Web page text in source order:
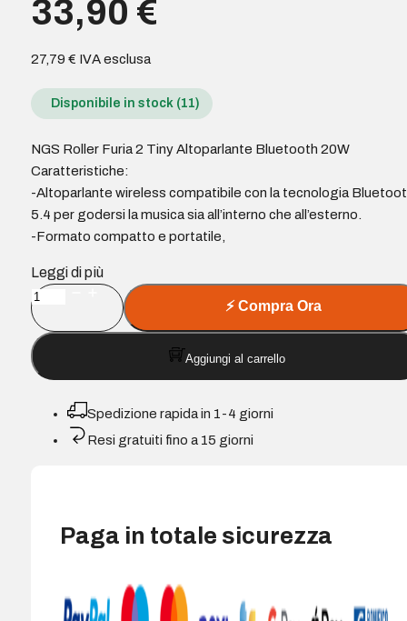
33,90 €
27,79 € IVA esclusa
Disponibile in stock (11)
NGS Roller Furia 2 Tiny Altoparlante Bluetooth 20W
Caratteristiche:
-Altoparlante wireless compatibile con la tecnologia
5.4 per godersi la musica sia all’interno che all’esterno.
-Formato compatto e portatile,
Leggi di più
NGS
Roller
Furia
2
Tiny
Altoparlante
Bluetooth
20W
⚡Compra Ora
Aggiungi al carrello
Spedizione rapida in 1-4 giorni
Resi gratuiti fino a 15 giorni
Paga in totale sicurezza